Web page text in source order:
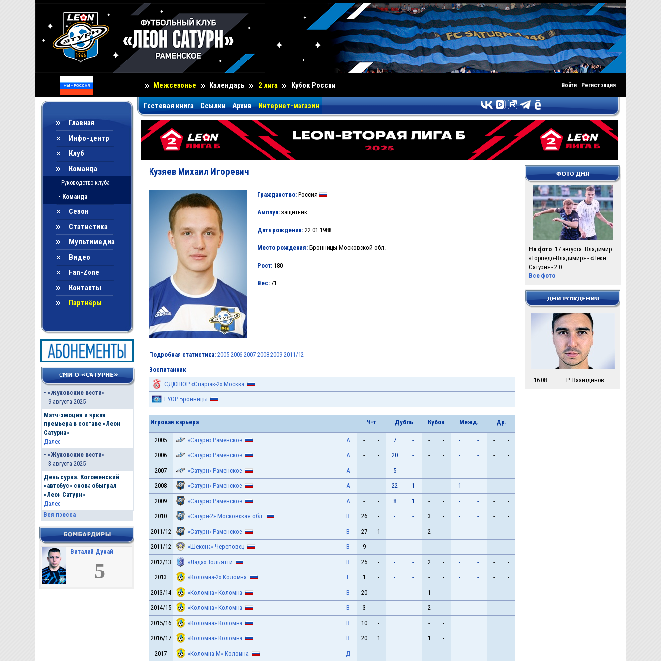
Межсезонье Календарь 2 лига Кубок России Войти : Регистрация
Главная
Инфо-центр
Клуб
Команда
- Руководство клуба
- Команда
Сезон
Статистика
Мультимедиа
Видео
Fan-Zone
Контакты
Партнёры
• «Жуковские вести»
9 августа 2025
Матч-эмоция и яркая
премьера в составе «Леон
Сатурна»
Далее
• «Жуковские вести»
3 августа 2025
День сурка. Коломенский
«автобус» снова обыграл
«Леон Сатурн»
Далее
Вся пресса
Виталий Дунай
5
Гостевая книга Ссылки Архив Интернет-магазин
Кузяев Михаил Игоревич
Гражданство: Россия
Амплуа: защитник
Дата рождения: 22.01.1988
Место рождения: Бронницы Московской обл.
Рост: 180
Вес: 71
Подробная статистика: 2005 2006 2007 2008 2009 2011/12
Воспитанник
СДЮШОР «Спартак-2» Москва
ГУОР Бронницы
Игровая карьера Ч-т Дубль Кубок Межд. Др.
2005 «Сатурн» Раменское А - - 7 - - - - - - -
2006 «Сатурн» Раменское А - - 20 - - - - - - -
2007 «Сатурн» Раменское А - - 5 - - - - - - -
2008 «Сатурн» Раменское А - - 22 1 - - 1 - - -
2009 «Сатурн» Раменское А - - 8 1 - - - - - -
2010 «Сатурн-2» Московская обл. В 26 - - - 3 - - - - -
2011/12 «Сатурн» Раменское В 27 1 - - 2 - - - - -
2011/12 «Шексна» Череповец В 9 - - - - - - - - -
2012/13 «Лада» Тольятти В 25 - - - 2 - - - - -
2013 «Коломна-2» Коломна Г 1 - - - - - - - - -
2013/14 «Коломна» Коломна В 20 - 1 -
2014/15 «Коломна» Коломна В 3 - 2 -
2015/16 «Коломна» Коломна В 10 - - -
2016/17 «Коломна» Коломна В 20 1 1 -
2017 «Коломна-М» Коломна Д
На фото: 17 августа. Владимир.
«Торпедо-Владимир» - «Леон
Сатурн» - 2:0.
Все фото
16.08 Р. Вазитдинов